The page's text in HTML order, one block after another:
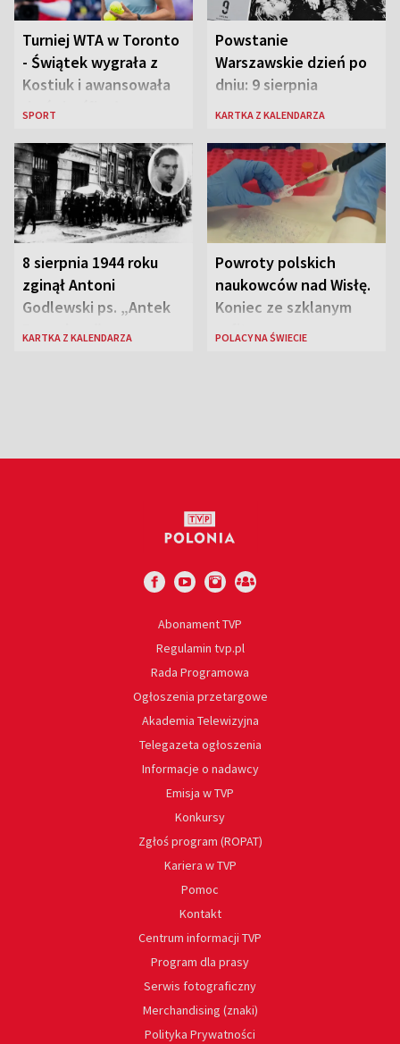
Turniej WTA w Toronto
- Świątek wygrała z
Kostiuk i awansowała
do ćwierćfinału
SPORT
Powstanie
Warszawskie dzień po
dniu: 9 sierpnia
KARTKA Z KALENDARZA
8 sierpnia 1944 roku
zginął Antoni
Godlewski ps. „Antek
Rozpylacz”
KARTKA Z KALENDARZA
Powroty polskich
naukowców nad Wisłę.
Koniec ze szklanym
sufitem
POLACY NA ŚWIECIE
Abonament TVP
Regulamin tvp.pl
Rada Programowa
Ogłoszenia przetargowe
Akademia Telewizyjna
Telegazeta ogłoszenia
Informacje o nadawcy
Emisja w TVP
Konkursy
Zgłoś program (ROPAT)
Kariera w TVP
Pomoc
Kontakt
Centrum informacji TVP
Program dla prasy
Serwis fotograficzny
Merchandising (znaki)
Polityka Prywatności